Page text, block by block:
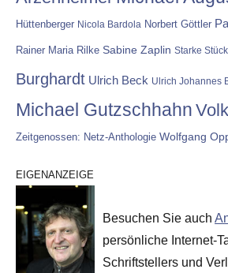
Hüttenberger Nicola Bardola Norbert Göttler
Rainer Maria Rilke Sabine Zaplin Starke
Burghardt Ulrich Beck Ulrich Johannes
Michael Gutzschhahn
Zeitgenossen: Netz-Anthologie Wolfgang
EIGENANZEIGE
Besuchen Sie auch
persönliche Internet-
Schriftstellers und